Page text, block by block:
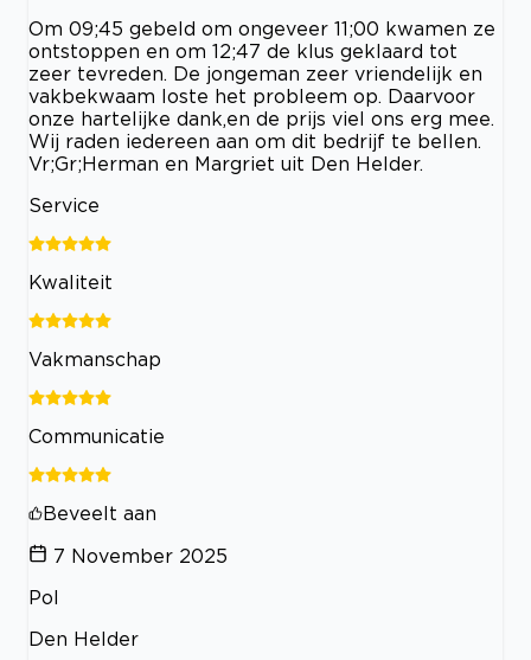
Om 09;45 gebeld om ongeveer 11;00 kwamen ze
ontstoppen en om 12;47 de klus geklaard tot
zeer tevreden. De jongeman zeer vriendelijk en
vakbekwaam loste het probleem op. Daarvoor
onze hartelijke dank,en de prijs viel ons erg mee.
Wij raden iedereen aan om dit bedrijf te bellen.
Vr;Gr;Herman en Margriet uit Den Helder.
Service
Kwaliteit
Vakmanschap
Communicatie
Beveelt aan
7 November 2025
Pol
Den Helder